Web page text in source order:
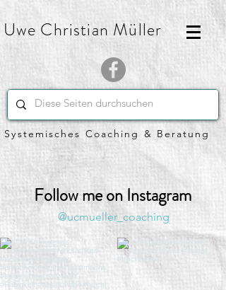
Uwe Christian Müller
Systemisches Coaching & Beratung
Follow me on Instagram
@ucmueller_coaching